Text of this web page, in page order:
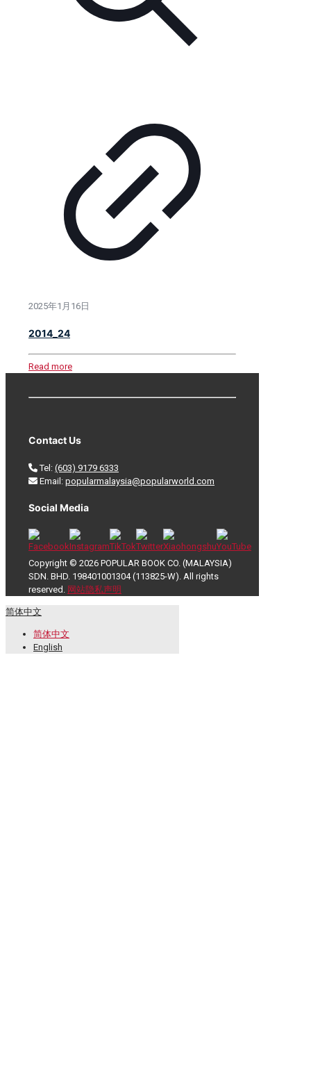
2025年1月16日
2014_24
Read more
Contact Us
Tel: (603) 9179 6333
Email: popularmalaysia@popularworld.com
Social Media
Copyright © 2026 POPULAR BOOK CO. (MALAYSIA)
SDN. BHD. 198401001304 (113825-W). All rights
reserved.
网站隐私声明
简体中文
简体中文
English